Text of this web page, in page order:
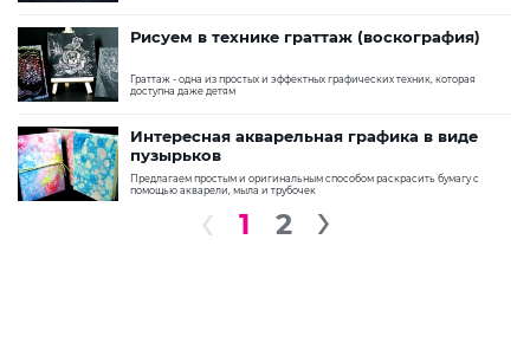
Рисуем в технике граттаж (воскография)
Граттаж - одна из простых и эффектных графических техник, которая
доступна даже детям
Интересная акварельная графика в виде
пузырьков
Предлагаем простым и оригинальным способом раскрасить бумагу с
помощью акварели, мыла и трубочек
1 2